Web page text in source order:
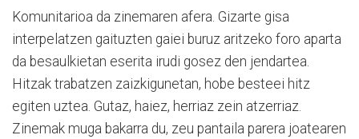
Komunitarioa da zinemaren afera. Gizarte gisa
interpelatzen gaituzten gaiei buruz aritzeko foro aparta
da besaulkietan eserita irudi gosez den jendartea.
Hitzak trabatzen zaizkigunetan, hobe besteei hitz
egiten uztea. Gutaz, haiez, herriaz zein atzerriaz.
Zinemak muga bakarra du, zeu pantaila parera joatearen